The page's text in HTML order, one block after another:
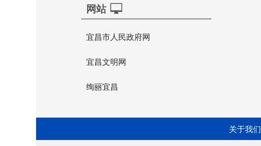
网站
宜昌市人民政府网
宜昌文明网
绚丽宜昌
关于我们